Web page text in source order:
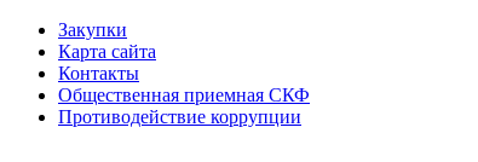
Закупки
Карта сайта
Контакты
Общественная приемная СКФ
Противодействие коррупции